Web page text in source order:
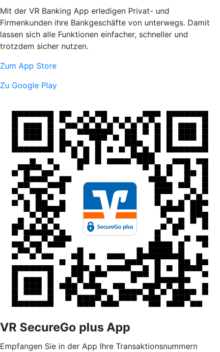
Mit der VR Banking App erledigen Privat- und
Firmenkunden ihre Bankgeschäfte von unterwegs. Damit
lassen sich alle Funktionen einfacher, schneller und
trotzdem sicher nutzen.
Zum App Store
Zu Google Play
VR SecureGo plus App
Empfangen Sie in der App Ihre Transaktionsnummern